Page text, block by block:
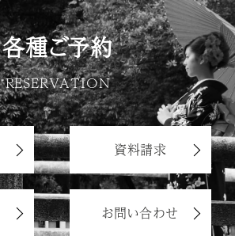
各種ご予約
RESERVATION
資料請求
お問い合わせ